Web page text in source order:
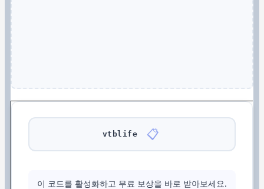
vtblife 📋
이 코드를 활성화하고 무료 보상을 바로 받아보세요.